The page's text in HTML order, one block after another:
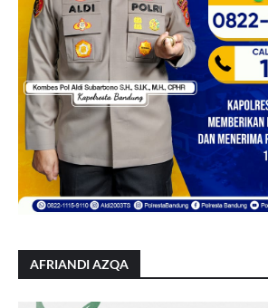
AFRIANDI AZQA